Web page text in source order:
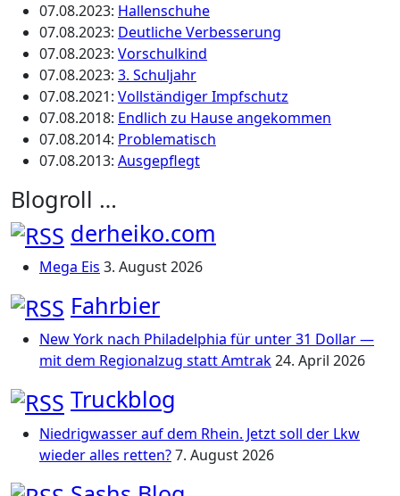
07.08.2023: Hallenschuhe
07.08.2023: Deutliche Verbesserung
07.08.2023: Vorschulkind
07.08.2023: 3. Schuljahr
07.08.2021: Vollständiger Impfschutz
07.08.2018: Endlich zu Hause angekommen
07.08.2014: Problematisch
07.08.2013: Ausgepflegt
Blogroll …
derheiko.com
Mega Eis 3. August 2026
Fahrbier
New York nach Philadelphia für unter 31 Dollar —
mit dem Regionalzug statt Amtrak24. April 2026
Truckblog
Niedrigwasser auf dem Rhein. Jetzt soll der Lkw
wieder alles retten?7. August 2026